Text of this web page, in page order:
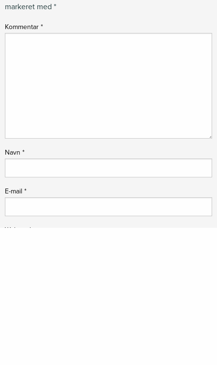
markeret med *
Kommentar *
Navn *
E-mail *
Websted